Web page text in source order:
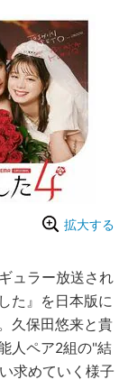
拡大する
ュラー放送され
た』を日本版に
久保田悠来と貴
人ペア2組の"結
求めていく様子